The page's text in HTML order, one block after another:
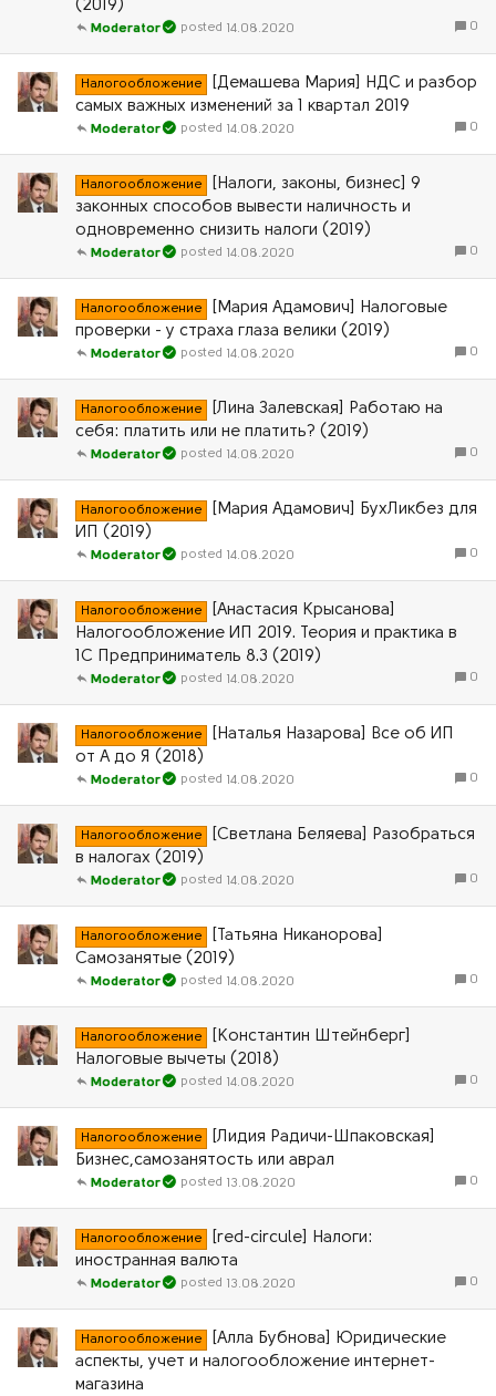
(2019)
0
14.08.2020
Moderator
Налогообложение
[Демашева Мария] НДС и разбор
самых важных изменений за 1 квартал 2019
0
14.08.2020
Moderator
Налогообложение
[Налоги, законы, бизнес] 9
законных способов вывести наличность и
одновременно снизить налоги (2019)
0
14.08.2020
Moderator
Налогообложение
[Мария Адамович] Налоговые
проверки - у страха глаза велики (2019)
0
14.08.2020
Moderator
Налогообложение
[Лина Залевская] Работаю на
себя: платить или не платить? (2019)
0
14.08.2020
Moderator
Налогообложение
[Мария Адамович] БухЛикбез для
ИП (2019)
0
14.08.2020
Moderator
Налогообложение
[Анастасия Крысанова]
Налогообложение ИП 2019. Теория и практика в
1С Предприниматель 8.3 (2019)
0
14.08.2020
Moderator
Налогообложение
[Наталья Назарова] Все об ИП
от А до Я (2018)
0
14.08.2020
Moderator
Налогообложение
[Светлана Беляева] Разобраться
в налогах (2019)
0
14.08.2020
Moderator
Налогообложение
[Татьяна Никанорова]
Самозанятые (2019)
0
14.08.2020
Moderator
Налогообложение
[Константин Штейнберг]
Налоговые вычеты (2018)
0
14.08.2020
Moderator
Налогообложение
[Лидия Радичи-Шпаковская]
Бизнес,самозанятость или аврал
0
13.08.2020
Moderator
Налогообложение
[red-circule] Налоги:
иностранная валюта
0
13.08.2020
Moderator
Налогообложение
[Алла Бубнова] Юридические
аспекты, учет и налогообложение интернет-
магазина